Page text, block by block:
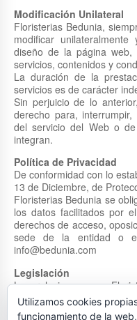
Modificación Unilateral
Floristerias Bedunia,
modificar
diseño de la página
servicios, contenidos y
La duración de la
servicios es de carácter
Sin perjuicio de lo
derecho para,
del servicio del Web o
integran.
Política de Privacidad
De conformidad con lo
13 de Diciembre, de
Floristerias Bedunia se
los datos facilitados por
derechos de acceso,
sede de la entidad o
info@bedunia.com
Legislación
Las relaciones que
Usuarios de su web,
estas páginas web,
Utilizamos cookies
funcionamiento de la